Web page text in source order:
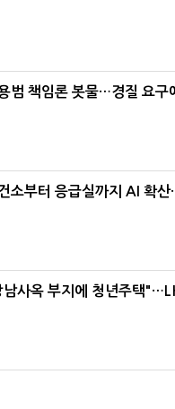
범 책임론 봇물…경질 요구
소부터 응급실까지 AI 확
남사옥 부지에 청년주택